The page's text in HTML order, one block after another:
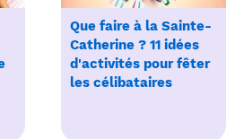
Que faire à la Sainte-
Catherine ? 11 idées
d'activités pour fêter
les célibataires